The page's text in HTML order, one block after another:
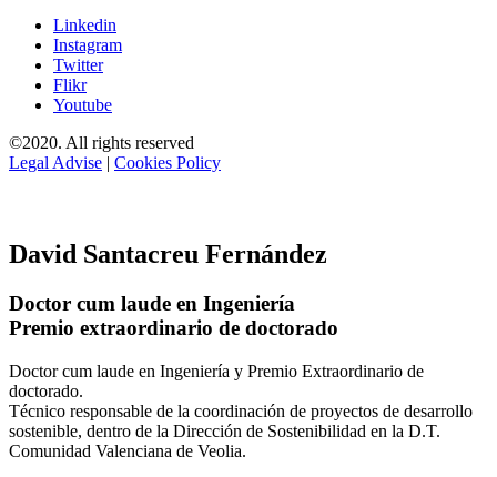
Linkedin
Instagram
Twitter
Flikr
Youtube
©2020. All rights reserved
Legal Advise | Cookies Policy
David Santacreu Fernández
Doctor cum laude en Ingeniería
Premio extraordinario de doctorado
Doctor cum laude en Ingeniería y Premio Extraordinario de
doctorado.
Técnico responsable de la coordinación de proyectos de desarrollo
sostenible, dentro de la Dirección de Sostenibilidad en la D.T.
Comunidad Valenciana de Veolia.